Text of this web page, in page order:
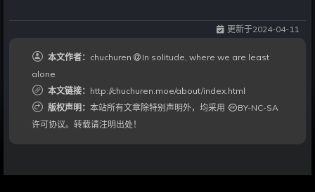
更新于2024-04-11
本文作者： chuchuren
In solitude, where we are least
alone
本文链接： http://chuchuren.moe/about/index.html
版权声明： 本站所有文章除特别声明外，均采用
BY-NC-SA
许可协议。转载请注明出处！